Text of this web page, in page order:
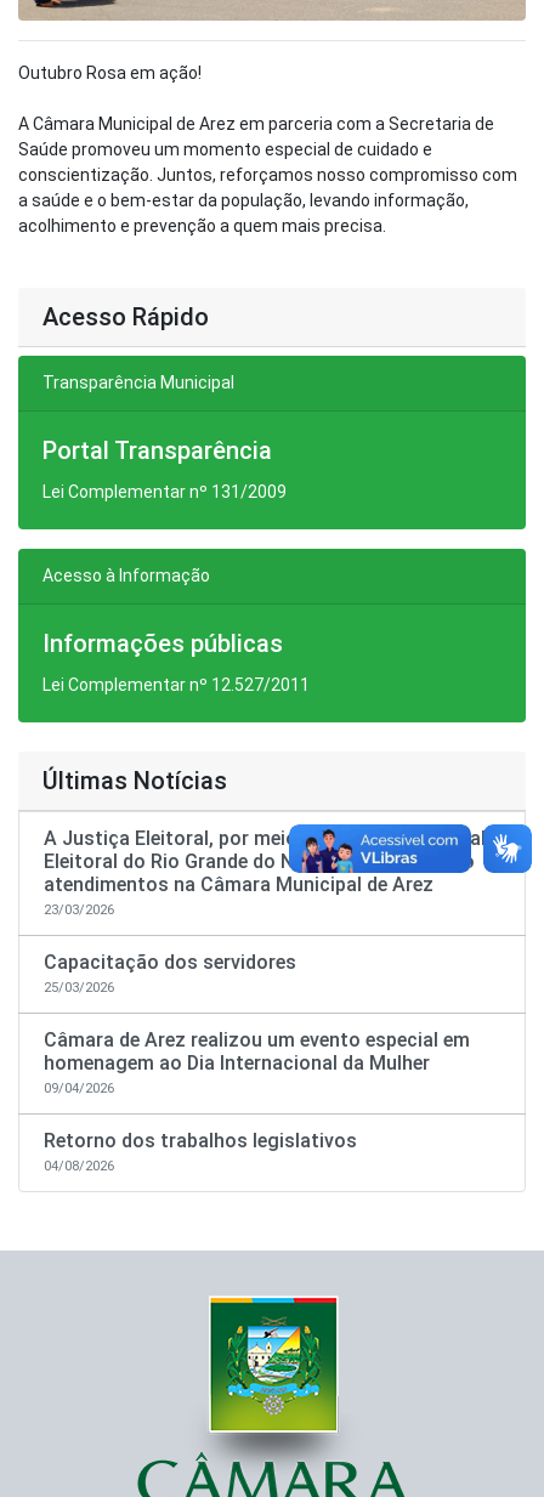
Outubro Rosa em ação!
A Câmara Municipal de Arez em parceria com a Secretaria de
Saúde promoveu um momento especial de cuidado e
conscientização. Juntos, reforçamos nosso compromisso com
a saúde e o bem-estar da população, levando informação,
acolhimento e prevenção a quem mais precisa.
Acesso Rápido
Transparência Municipal
Portal Transparência
Lei Complementar nº 131/2009
Acesso à Informação
Informações públicas
Lei Complementar nº 12.527/2011
Últimas Notícias
A Justiça Eleitoral, por meio do Tribunal Regional
Eleitoral do Rio Grande do Norte está realizando
atendimentos na Câmara Municipal de Arez
23/03/2026
Capacitação dos servidores
25/03/2026
Câmara de Arez realizou um evento especial em
homenagem ao Dia Internacional da Mulher
09/04/2026
Retorno dos trabalhos legislativos
04/08/2026